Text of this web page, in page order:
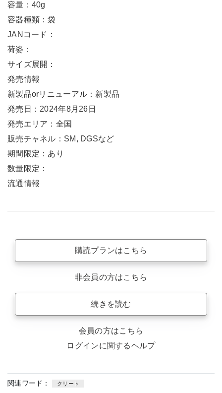
容量：40g
容器種類：袋
JANコード：
荷姿：
サイズ展開：
発売情報
新製品orリニューアル：新製品
発売日：2024年8月26日
発売エリア：全国
販売チャネル：SM, DGSなど
期間限定：あり
数量限定：
流通情報
購読プランはこちら
非会員の方はこちら
続きを読む
会員の方はこちら
ログインに関するヘルプ
関連ワード： クリート